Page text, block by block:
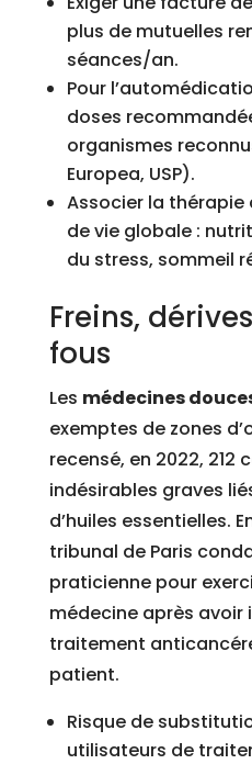
plus de mutuelles
séances/an.
Pour
doses
organismes
Europea, USP).
Associer la thérapie
de vie globale :
du stress, sommeil
Freins,
fous
Les médecines
exemptes de zones
recensé, en 2022, 212
indésirables graves
d’huiles essentielles.
tribunal de Paris
praticienne pour
médecine après avoir
traitement
patient.
Risque de
utilisateurs de